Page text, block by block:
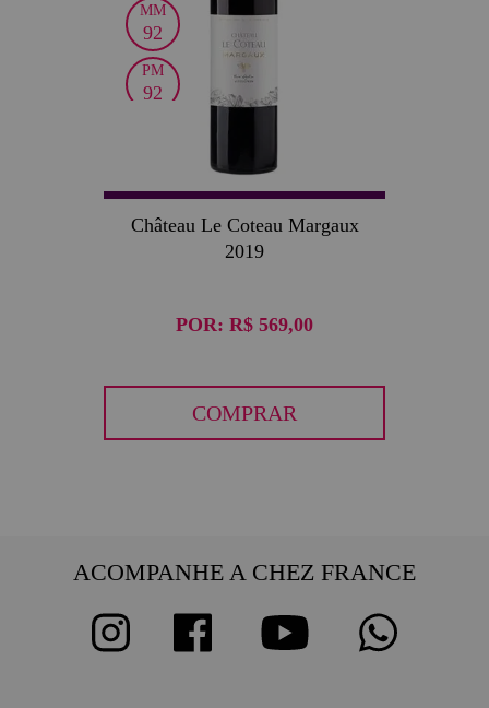
MM
92
PM
92
Château Le Coteau Margaux
2019
POR: R$ 569,00
COMPRAR
ACOMPANHE A CHEZ FRANCE